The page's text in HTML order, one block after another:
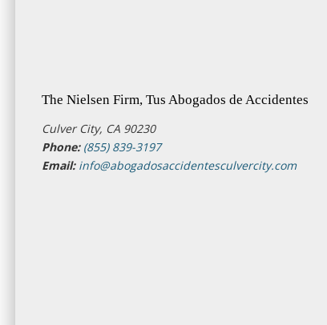
The Nielsen Firm, Tus Abogados de Accidentes
Culver City, CA 90230
Phone: (855) 839-3197
Email: info@abogadosaccidentesculvercity.com